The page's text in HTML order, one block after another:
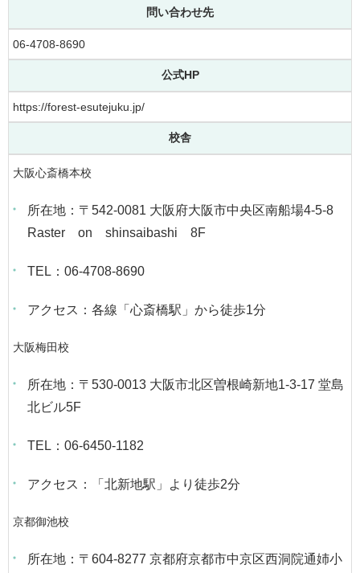
問い合わせ先
06-4708-8690
公式HP
https://forest-esutejuku.jp/
校舎
大阪心斎橋本校
所在地：〒542-0081 大阪府大阪市中央区南船場4-5-8
Raster on shinsaibashi 8F
TEL：06-4708-8690
アクセス：各線「心斎橋駅」から徒歩1分
大阪梅田校
所在地：〒530-0013 大阪市北区曽根崎新地1-3-17 堂島
北ビル5F
TEL：06-6450-1182
アクセス：「北新地駅」より徒歩2分
京都御池校
所在地：〒604-8277 京都府京都市中京区西洞院通姉小